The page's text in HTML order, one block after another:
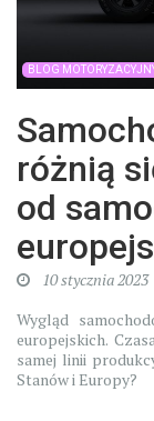
BLOG
różnią
od
10 stycznia 2023
Wygląd
europejskich.
samej linii
Stanów i Europy?